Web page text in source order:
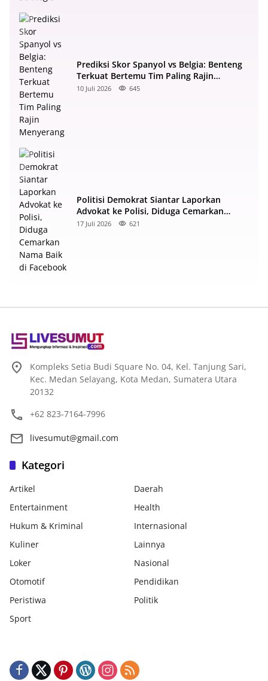
Prediksi Skor Spanyol vs Belgia: Benteng
Terkuat Bertemu Tim Paling Rajin
Menyerang
10 Juli 2026 645
Politisi Demokrat Siantar Laporkan
Advokat ke Polisi, Diduga Cemarkan
Nama Baik di Facebook
17 Juli 2026 621
Kompleks Setia Budi Square No. 04, Kel. Tanjung Sari,
Kec. Medan Selayang, Kota Medan, Sumatera Utara
20132
+62 823-7164-7996
livesumut@gmail.com
Kategori
Artikel
Daerah
Entertainment
Health
Hukum & Kriminal
Internasional
Kuliner
Lainnya
Loker
Nasional
Otomotif
Pendidikan
Peristiwa
Politik
Sport